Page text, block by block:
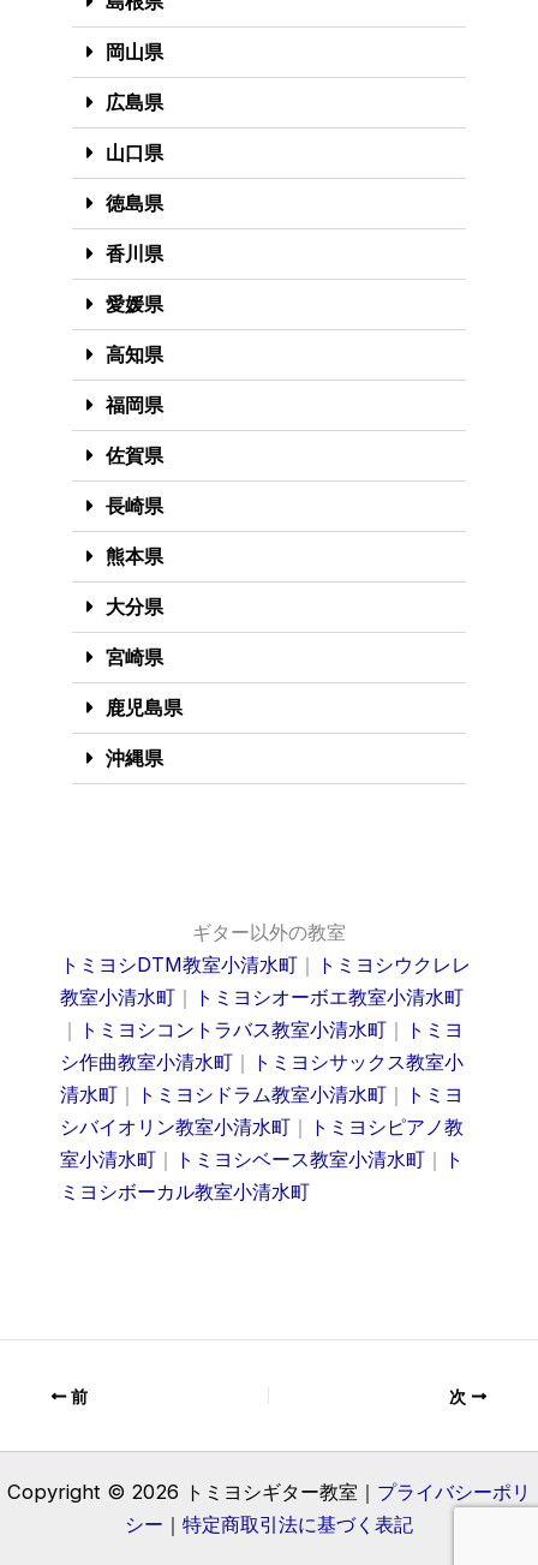
岡山県
広島県
山口県
徳島県
香川県
愛媛県
高知県
福岡県
佐賀県
長崎県
熊本県
大分県
宮崎県
鹿児島県
沖縄県
ギター以外の教室
トミヨシDTM教室小清水町 ｜ トミヨシウクレレ
教室小清水町 ｜ トミヨシオーボエ教室小清水町
｜ トミヨシコントラバス教室小清水町 ｜ トミヨ
シ作曲教室小清水町 ｜ トミヨシサックス教室小
清水町 ｜ トミヨシドラム教室小清水町 ｜ トミヨ
シバイオリン教室小清水町 ｜ トミヨシピアノ教
室小清水町 ｜ トミヨシベース教室小清水町 ｜ ト
ミヨシボーカル教室小清水町
前 次
Copyright © 2026 トミヨシギター教室｜ プライバシーポリ
シー ｜ 特定商取引法に基づく表記